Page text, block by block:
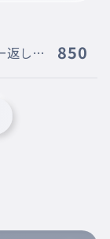
しま
850